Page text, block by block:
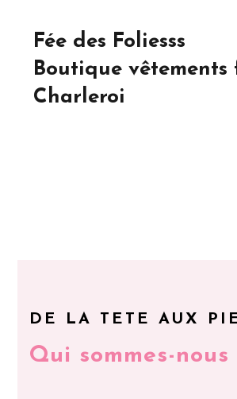
Fée des Foliesss
Boutique vêtements
Charleroi
DE LA TETE AUX
Qui sommes-nous